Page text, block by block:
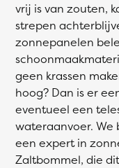
vrij is van zouten,
strepen
zonnepanelen
geen krassen
hoog? Dan is er
eventueel een
wateraanvoer.
een expert in
Zaltbommel, die